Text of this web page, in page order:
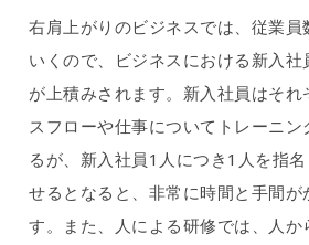
右肩上がりのビジネスでは、従業員
いくので、ビジネスにおける新入社
が上積みされます。新入社員はそれ
スフローや仕事についてトレーニン
るが、新入社員1人につき1人を指
せるとなると、非常に時間と手間が
す。また、人による研修では、人か